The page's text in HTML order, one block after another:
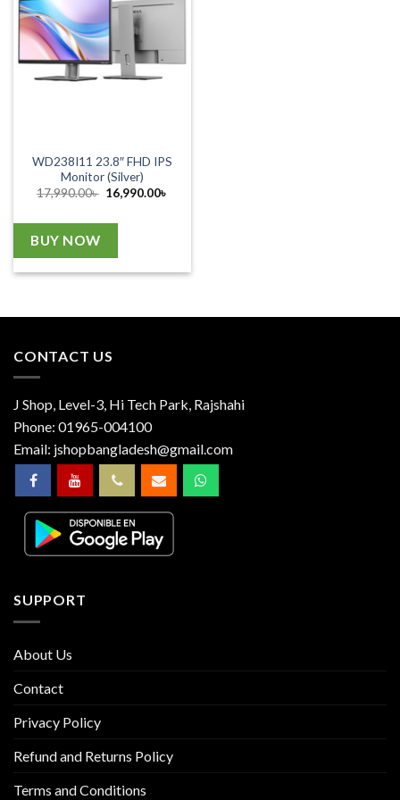
WD238I11 23.8″ FHD IPS
Monitor (Silver)
17,990.00৳ Original
price
17,990.00৳ .
16,990.00৳
BUY NOW
CONTACT US
J Shop, Level-3, Hi Tech Park, Rajshahi
Phone: 01965-004100
Email: jshopbangladesh@gmail.com
SUPPORT
About Us
Contact
Privacy Policy
Refund and Returns Policy
Terms and Conditions